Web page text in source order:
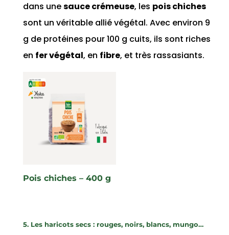
dans unesauce crémeuse, les pois chiches
sont un véritable allié végétal. Avec environ 9
g de protéines pour 100 g cuits, ils sont riches
en fer végétal, en fibre, et très rassasiants.
Pois chiches – 400 g
5. Les haricots secs : rouges, noirs, blancs, mungo…